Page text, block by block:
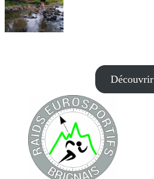
Découvrir